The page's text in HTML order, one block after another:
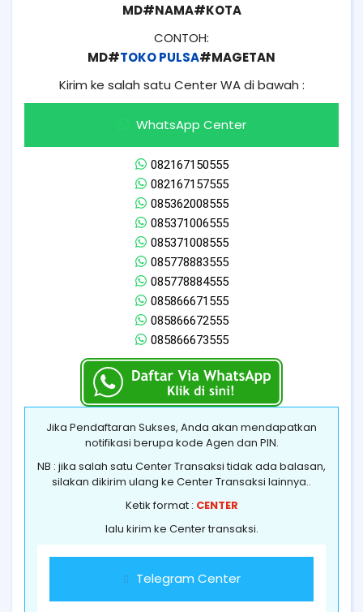
MD#NAMA#KOTA
CONTOH:
MD#TOKO PULSA#MAGETAN
Kirim ke salah satu Center WA di bawah :
WhatsApp Center
082167150555
082167157555
085362008555
085371006555
085371008555
085778883555
085778884555
085866671555
085866672555
085866673555
Jika Pendaftaran Sukses, Anda akan mendapatkan
notifikasi berupa kode Agen dan PIN.
NB : jika salah satu Center Transaksi tidak ada balasan,
silakan dikirim ulang ke Center Transaksi lainnya..
Ketik format : CENTER
lalu kirim ke Center transaksi.
Telegram Center